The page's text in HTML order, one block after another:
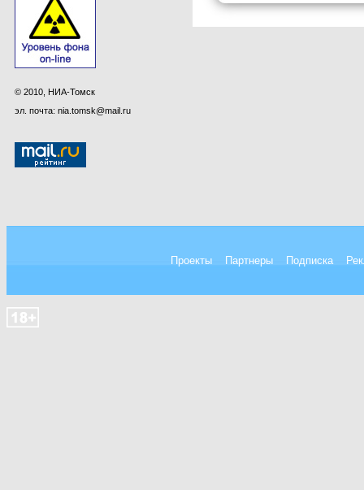
© 2010, НИА-Томск
эл. почта: nia.tomsk@mail.ru
Проекты Партнеры Подписка